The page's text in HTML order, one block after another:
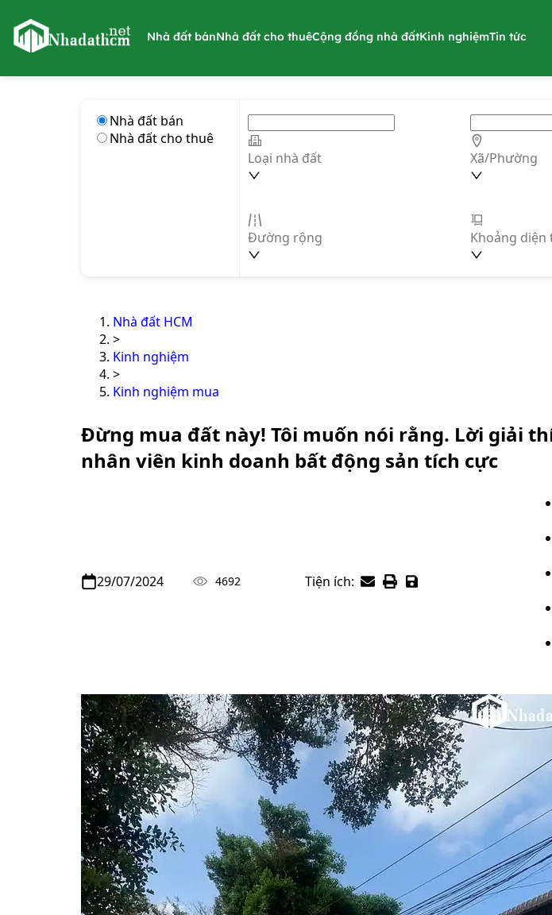
nhadathcm.net
Nhà đất bánNhà đất cho thuêCộng đồng nhà đấtKinh nghiệmTin tức
Nhà đất bán
Nhà đất cho thuê
Loại nhà đất
Xã/Phường
Đường rộng Khoảng diện
Nhà đất HCM
>
Kinh nghiệm
>
Kinh nghiệm mua
Đừng mua đất này! Tôi muốn nói rằng. Lời giải
nhân viên kinh doanh bất động sản tích cực
29/07/2024 4692 Tiện ích: